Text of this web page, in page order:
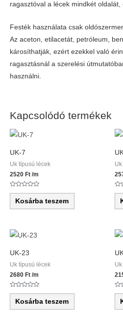
ragasztóval a lécek mindkét oldalát,
Festék használata csak
Az aceton, etilacetát, petróleum,
károsíthatják, ezért ezekkel való
ragasztásnál a szerelési
használni.
Kapcsolódó termékek
UK-7
Uk típusú lécek
2520 Ft /m
Értékelés:
5
Kosárba teszem
5
UK-23
Uk típusú lécek
2680 Ft /m
Értékelés:
5
Kosárba teszem
5